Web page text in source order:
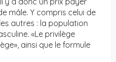
mâle. Y compris celui de
autres : la population
«Le privilège
ainsi que le formule